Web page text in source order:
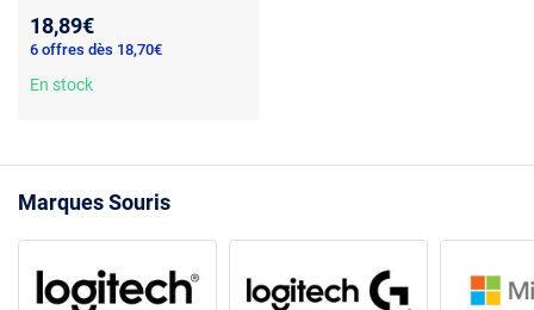
boutons - 1600 dpi - RGB - RF
USB
18,89€
6 offres dès 18,70€
En stock
Marques Souris